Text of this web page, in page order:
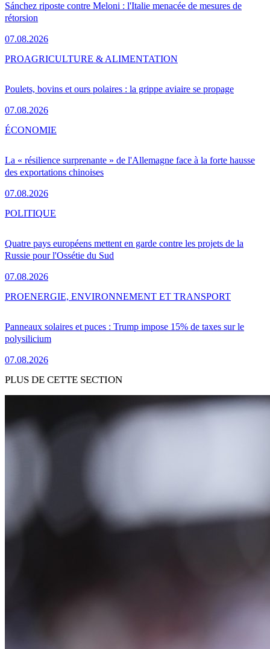
Sánchez riposte contre Meloni : l'Italie menacée de mesures de
rétorsion
07.08.2026
Poulets, bovins et ours polaires : la grippe aviaire se propage
07.08.2026
PROAGRICULTURE & ALIMENTATION
La « résilience surprenante » de l'Allemagne face à la forte hausse
des exportations chinoises
07.08.2026
ÉCONOMIE
Quatre pays européens mettent en garde contre les projets de la
Russie pour l'Ossétie du Sud
07.08.2026
POLITIQUE
Panneaux solaires et puces : Trump impose 15% de taxes sur le
polysilicium
07.08.2026
PROENERGIE, ENVIRONNEMENT ET TRANSPORT
PLUS DE CETTE SECTION